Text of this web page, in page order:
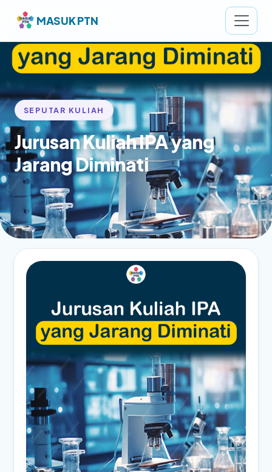
MASUK PTN
SEPUTAR KULIAH
Jurusan Kuliah IPA yang
Jarang Diminati